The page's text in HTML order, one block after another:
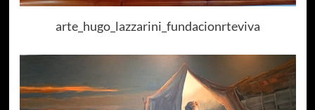
arte_hugo_lazzarini_fundacionrteviva